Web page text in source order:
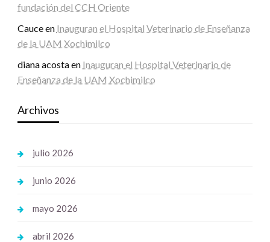
fundación del CCH Oriente
Cauceen Inauguran el Hospital Veterinario de Enseñanza
de la UAM Xochimilco
diana acostaen Inauguran el Hospital Veterinario de
Enseñanza de la UAM Xochimilco
Archivos
julio 2026
junio 2026
mayo 2026
abril 2026